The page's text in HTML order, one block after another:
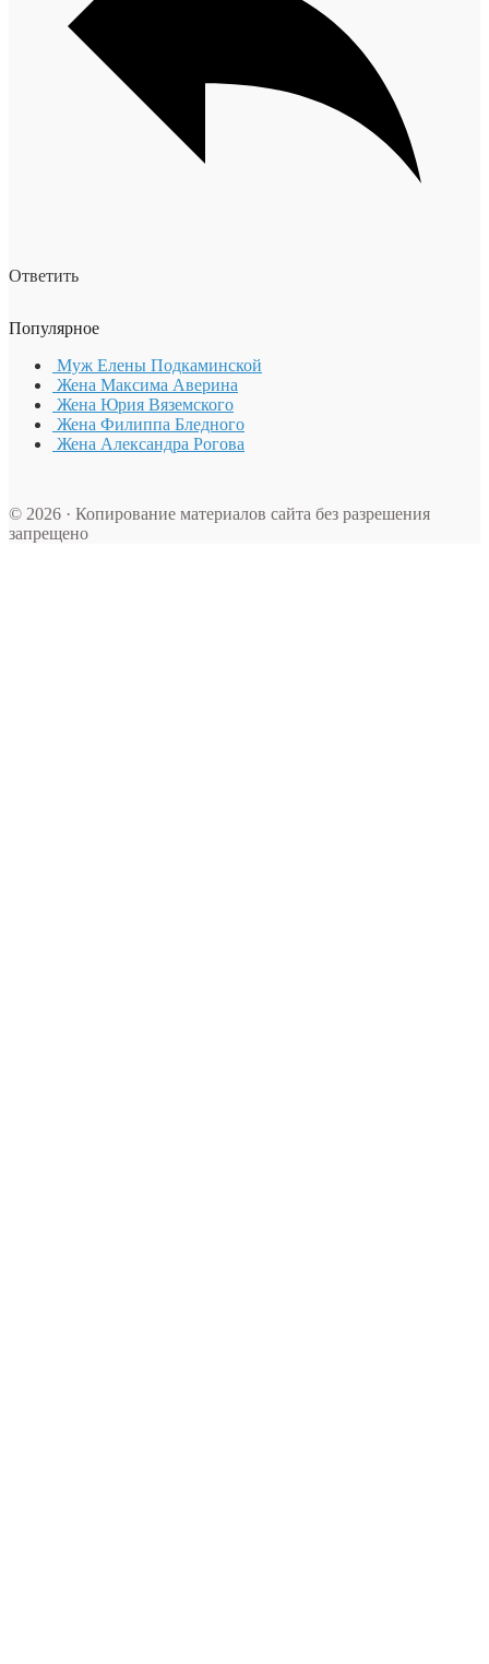
Ответить
Популярное
Муж Елены Подкаминской
Жена Максима Аверина
Жена Юрия Вяземского
Жена Филиппа Бледного
Жена Александра Рогова
© 2026 · Копирование материалов сайта без разрешения
запрещено